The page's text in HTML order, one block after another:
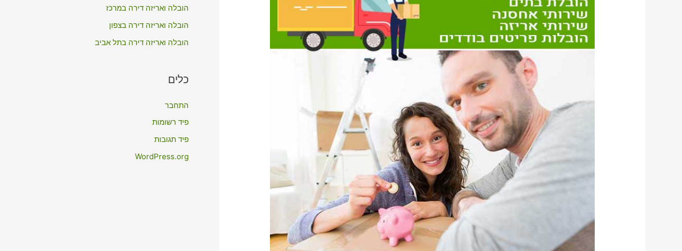
הובלה ואריזה דירה במרכז
הובלה ואריזה דירה בצפון
הובלה ואריזה דירה בתל אביב
כלים
התחבר
פיד רשומות
פיד תגובות
WordPress.org